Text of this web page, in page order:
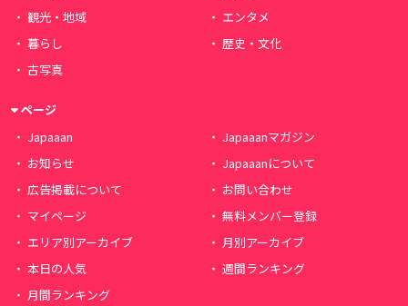
観光・地域
エンタメ
暮らし
歴史・文化
古写真
ページ
Japaaan
Japaaanマガジン
お知らせ
Japaaanについて
広告掲載について
お問い合わせ
マイページ
無料メンバー登録
エリア別アーカイブ
月別アーカイブ
本日の人気
週間ランキング
月間ランキング